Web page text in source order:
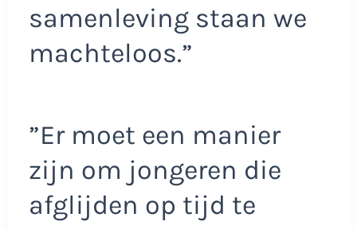
samenleving staan we
machteloos.”
”Er moet een manier
zijn om jongeren die
afglijden op tijd te